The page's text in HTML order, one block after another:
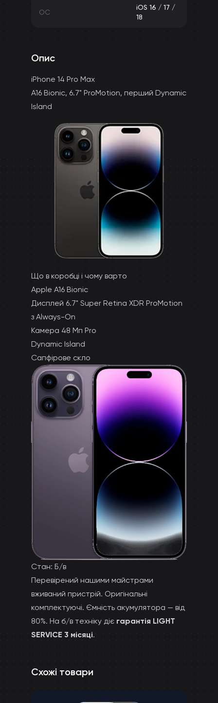
ОС
iOS 16 / 17 /
18
Опис
iPhone 14 Pro Max
A16 Bionic, 6.7" ProMotion, перший Dynamic
Island
Що в коробці і чому варто
Apple A16 Bionic
Дисплей 6.7" Super Retina XDR ProMotion
з Always-On
Камера 48 Мп Pro
Dynamic Island
Сапфірове скло
Стан: Б/в
Перевірений нашими майстрами
вживаний пристрій. Оригінальні
комплектуючі. Ємність акумулятора — від
80%. На б/в техніку діє гарантія LIGHT
SERVICE 3 місяці.
Схожі товари